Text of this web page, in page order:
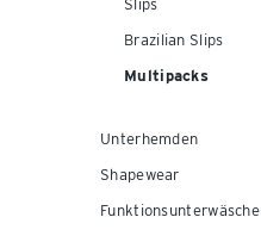
Slips
Brazilian Slips
Multipacks
Unterhemden
Shapewear
Funktionsunterwäsche